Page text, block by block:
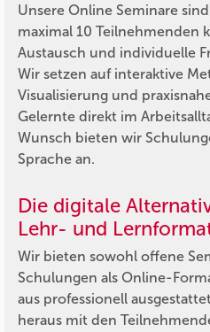
Unsere Online Seminare
maximal 10 Teilnehmenden
Austausch und individuelle
Wir setzen auf interaktive
Visualisierung und
Gelernte direkt im
Wunsch bieten wir
Sprache an.
Die digitale
Lehr- und
Wir bieten sowohl offene
Schulungen als Online-
aus professionell
heraus mit den